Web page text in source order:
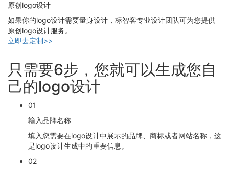
原创logo设计
如果你的logo设计需要量身设计，标智客专业设计团队可为您提供
原创logo设计服务。
立即去定制>>
只需要6步，您就可以生成您自
己的logo设计
01
输入品牌名称
填入您需要在logo设计中展示的品牌、商标或者网站名称，这
是logo设计生成中的重要信息。
02